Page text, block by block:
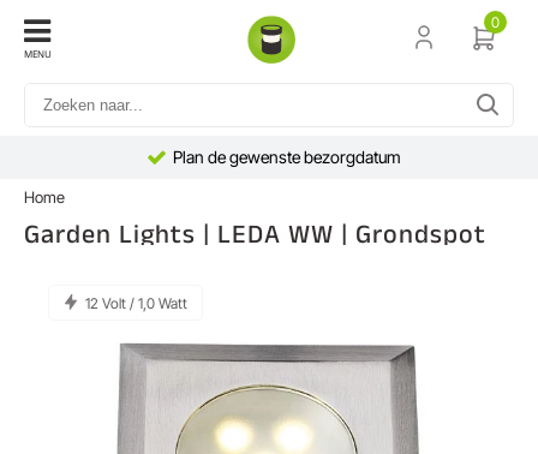
MENU
0
Plan de gewenste bezorgdatum
Home
Garden Lights | LEDA WW | Grondspot
12 Volt / 1,0 Watt